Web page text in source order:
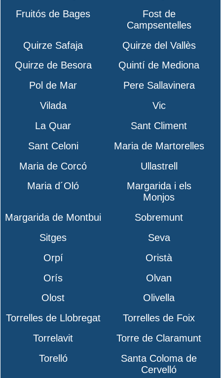
Fruitós de Bages
Fost de
Campsentelles
Quirze Safaja
Quirze del Vallès
Quirze de Besora
Quintí de Mediona
Pol de Mar
Pere Sallavinera
Vilada
Vic
La Quar
Sant Climent
Sant Celoni
Maria de Martorelles
Maria de Corcó
Ullastrell
Maria d´Oló
Margarida i els
Monjos
Margarida de Montbui
Sobremunt
Sitges
Seva
Orpí
Oristà
Orís
Olvan
Olost
Olivella
Torrelles de Llobregat
Torrelles de Foix
Torrelavit
Torre de Claramunt
Torelló
Santa Coloma de
Cervelló